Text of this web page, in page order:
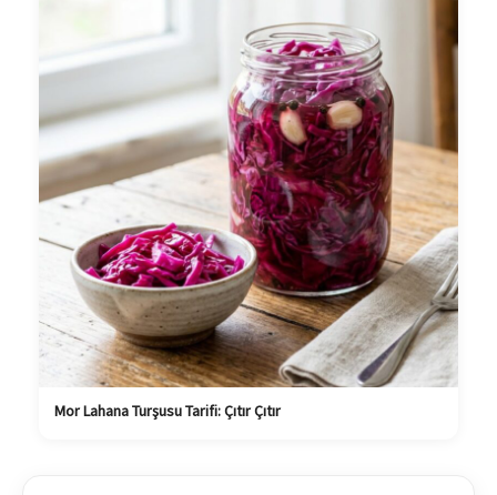
Mor Lahana Turşusu Tarifi: Çıtır Çıtır